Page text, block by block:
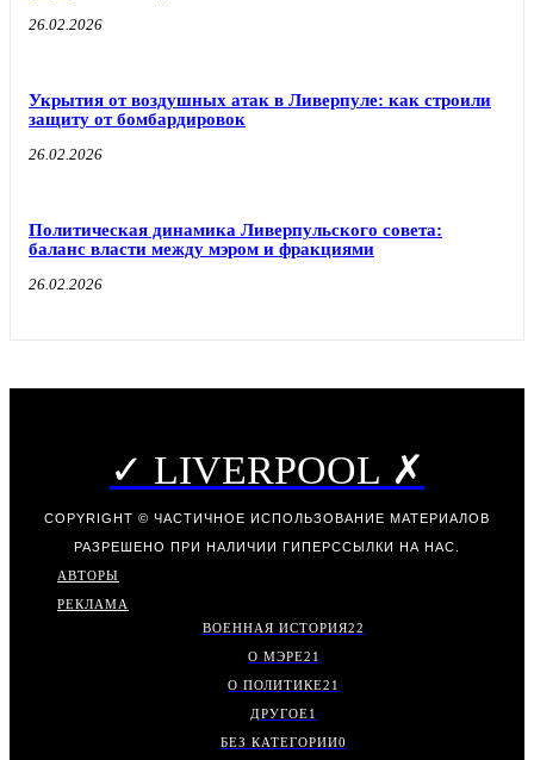
26.02.2026
Укрытия от воздушных атак в Ливерпуле: как строили
защиту от бомбардировок
26.02.2026
Политическая динамика Ливерпульского совета:
баланс власти между мэром и фракциями
26.02.2026
✓ LIVERPOOL ✗
COPYRIGHT © ЧАСТИЧНОЕ ИСПОЛЬЗОВАНИЕ МАТЕРИАЛОВ
РАЗРЕШЕНО ПРИ НАЛИЧИИ ГИПЕРССЫЛКИ НА НАС.
АВТОРЫ
РЕКЛАМА
ВОЕННАЯ ИСТОРИЯ22
О МЭРЕ21
О ПОЛИТИКЕ21
ДРУГОЕ1
БЕЗ КАТЕГОРИИ0